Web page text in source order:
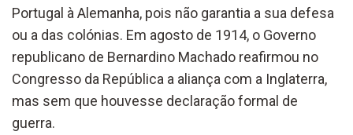
Portugal à Alemanha, pois não garantia a sua defesa
ou a das colónias. Em agosto de 1914, o Governo
republicano de Bernardino Machado reafirmou no
Congresso da República a aliança com a Inglaterra,
mas sem que houvesse declaração formal de
guerra.